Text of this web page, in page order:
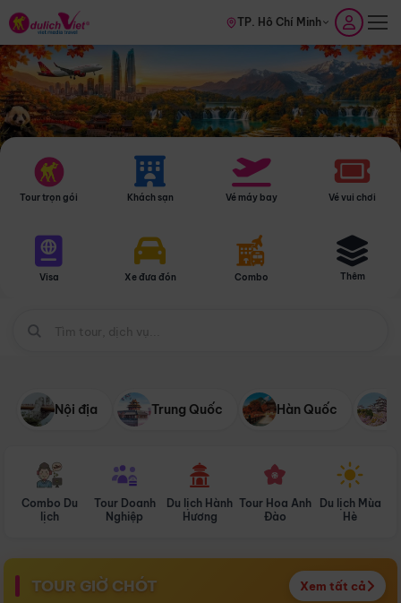
TP. Hồ Chí Minh
Tour trọn gói Khách sạn Vé máy bay Vé vui chơi
Visa Xe đưa đón Combo Thêm
Nội địa Trung Quốc Hàn Quốc
Combo Du
lịch
Tour Doanh
Nghiệp
Du lịch Hành
Hương
Tour Hoa Anh
Đào
Du lịch Mùa
Hè
TOUR GIỜ CHÓT Xem tất cả
Điểm nổi bật